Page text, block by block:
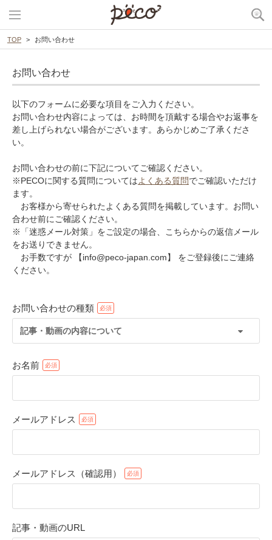
TOP お問い合わせ
お問い合わせ
以下のフォームに必要な項目をご入力ください。
お問い合わせ内容によっては、お時間を頂戴する場合やお返事を
差し上げられない場合がございます。あらかじめご了承くださ
い。
お問い合わせの前に下記についてご確認ください。
※PECOに関する質問についてはよくある質問でご確認いただけ
ます。
お客様から寄せられたよくある質問を掲載しています。お問い
合わせ前にご確認ください。
※「迷惑メール対策」をご設定の場合、こちらからの返信メール
をお送りできません。
お手数ですが 【info@peco-japan.com】 をご登録後にご連絡
ください。
お問い合わせの種類
記事・動画の内容について
お名前
メールアドレス
メールアドレス（確認用）
記事・動画のURL
アプリで開く